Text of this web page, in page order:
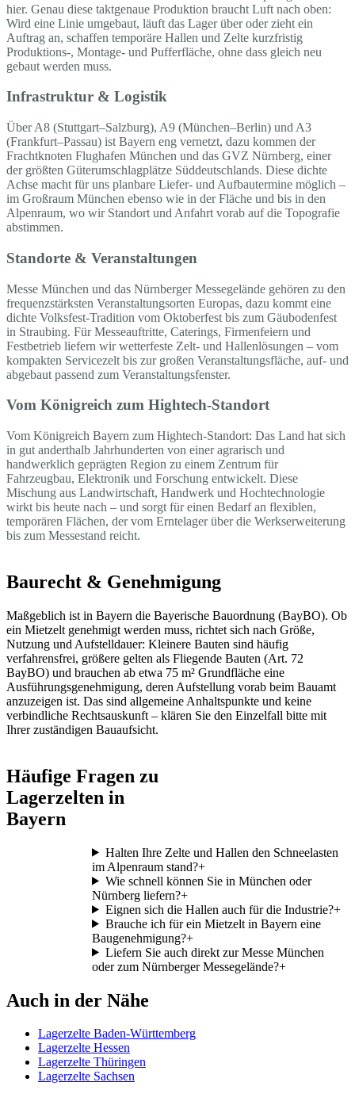
hier. Genau diese taktgenaue Produktion braucht Luft nach oben:
Wird eine Linie umgebaut, läuft das Lager über oder zieht ein
Auftrag an, schaffen temporäre Hallen und Zelte kurzfristig
Produktions-, Montage- und Pufferfläche, ohne dass gleich neu
gebaut werden muss.
Infrastruktur & Logistik
Über A8 (Stuttgart–Salzburg), A9 (München–Berlin) und A3
(Frankfurt–Passau) ist Bayern eng vernetzt, dazu kommen der
Frachtknoten Flughafen München und das GVZ Nürnberg, einer
der größten Güterumschlagplätze Süddeutschlands. Diese dichte
Achse macht für uns planbare Liefer- und Aufbautermine möglich –
im Großraum München ebenso wie in der Fläche und bis in den
Alpenraum, wo wir Standort und Anfahrt vorab auf die Topografie
abstimmen.
Standorte & Veranstaltungen
Messe München und das Nürnberger Messegelände gehören zu den
frequenzstärksten Veranstaltungsorten Europas, dazu kommt eine
dichte Volksfest-Tradition vom Oktoberfest bis zum Gäubodenfest
in Straubing. Für Messeauftritte, Caterings, Firmenfeiern und
Festbetrieb liefern wir wetterfeste Zelt- und Hallenlösungen – vom
kompakten Servicezelt bis zur großen Veranstaltungsfläche, auf- und
abgebaut passend zum Veranstaltungsfenster.
Vom Königreich zum Hightech-Standort
Vom Königreich Bayern zum Hightech-Standort: Das Land hat sich
in gut anderthalb Jahrhunderten von einer agrarisch und
handwerklich geprägten Region zu einem Zentrum für
Fahrzeugbau, Elektronik und Forschung entwickelt. Diese
Mischung aus Landwirtschaft, Handwerk und Hochtechnologie
wirkt bis heute nach – und sorgt für einen Bedarf an flexiblen,
temporären Flächen, der vom Erntelager über die Werkserweiterung
bis zum Messestand reicht.
Baurecht & Genehmigung
Maßgeblich ist in Bayern die Bayerische Bauordnung (BayBO). Ob
ein Mietzelt genehmigt werden muss, richtet sich nach Größe,
Nutzung und Aufstelldauer: Kleinere Bauten sind häufig
verfahrensfrei, größere gelten als Fliegende Bauten (Art. 72
BayBO) und brauchen ab etwa 75 m² Grundfläche eine
Ausführungsgenehmigung, deren Aufstellung vorab beim Bauamt
anzuzeigen ist. Das sind allgemeine Anhaltspunkte und keine
verbindliche Rechtsauskunft – klären Sie den Einzelfall bitte mit
Ihrer zuständigen Bauaufsicht.
Häufige Fragen zu
Lagerzelten in
Bayern
Halten Ihre Zelte und Hallen den Schneelasten
im Alpenraum stand?+
Wie schnell können Sie in München oder
Nürnberg liefern?+
Eignen sich die Hallen auch für die Industrie?+
Brauche ich für ein Mietzelt in Bayern eine
Baugenehmigung?+
Liefern Sie auch direkt zur Messe München
oder zum Nürnberger Messegelände?+
Auch in der Nähe
Lagerzelte Baden-Württemberg
Lagerzelte Hessen
Lagerzelte Thüringen
Lagerzelte Sachsen